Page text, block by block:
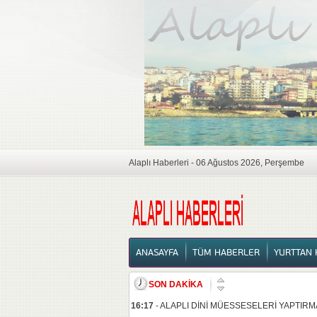
Alaplı Haberleri - 06 Ağustos 2026, Perşembe
ANASAYFA
ANASAYFA TÜM HABERLER YURTTAN
SON DAKİKA
16:17 -ALAPLI DİNİ MÜESSESELERİ